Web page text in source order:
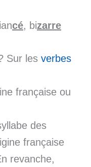
cé, bizarre
Sur les verbes
française ou
des
française
revanche,